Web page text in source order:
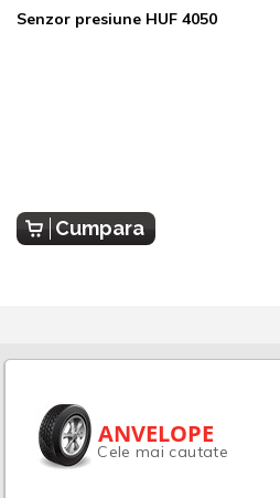
Senzor presiune HUF 4050
Cumpara
ANVELOPE
Cele mai cautate